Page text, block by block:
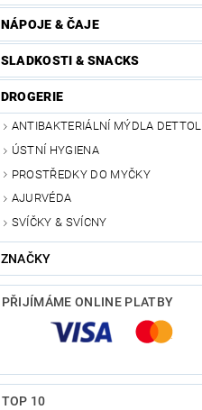
NÁPOJE & ČAJE
SLADKOSTI & SNACKS
DROGERIE
ANTIBAKTERIÁLNÍ MÝDLA DETTOL
ÚSTNÍ HYGIENA
PROSTŘEDKY DO MYČKY
AJURVÉDA
SVÍČKY & SVÍCNY
ZNAČKY
PŘIJÍMÁME ONLINE PLATBY
TOP 10